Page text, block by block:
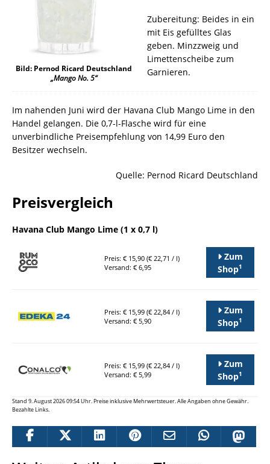
Bild: Pernod Ricard Deutschland
„Mango No. 5“
Zubereitung: Beides in ein
mit Eis gefülltes Glas
geben. Minzzweig und
Limettenscheibe zum
Garnieren.
Im nahenden Juni wird der Havana Club Mango Lime in den
Handel gelangen. Die 0,7-l-Flasche wird für eine
unverbindliche Preisempfehlung von 14,99 Euro den
Besitzer wechseln.
Quelle: Pernod Ricard Deutschland
Preisvergleich
Havana Club Mango Lime (1 x 0,7 l)
Preis: € 15,90 (€ 22,71 / l)
Versand: € 6,95
Zum
Shop1
Preis: € 15,99 (€ 22,84 / l)
Versand: € 5,90
Zum
Shop1
Preis: € 15,99 (€ 22,84 / l)
Versand: € 5,99
Zum
Shop1
Stand 9. August 2026 09:54 Uhr. Preise inklusive Mehrwertsteuer. Alle Angaben ohne Gewähr.
Bezahlte Links.